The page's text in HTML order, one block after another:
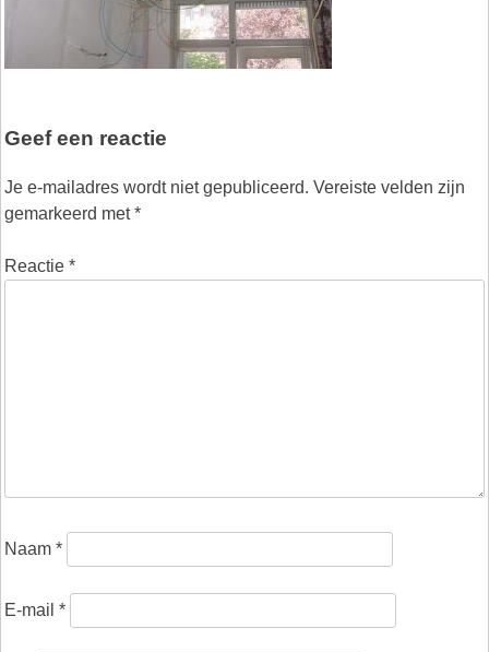
Geef een reactie
Je e-mailadres wordt niet gepubliceerd. Vereiste velden zijn
gemarkeerd met*
Reactie *
Naam *
E-mail *